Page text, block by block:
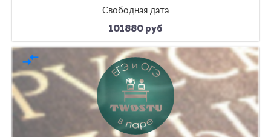
Свободная дата
101880 руб
compare_arrows